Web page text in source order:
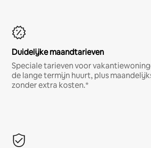
Duidelijke maandtarieven
Speciale tarieven voor
de lange termijn huurt, plus
zonder extra kosten.*